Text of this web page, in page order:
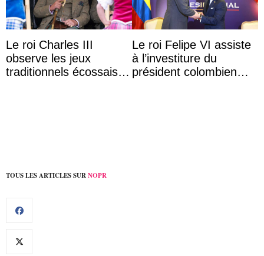
Le roi Charles III
observe les jeux
traditionnels écossais
Le roi Felipe VI assiste
à l’investiture du
président colombien
TOUS LES ARTICLES SURNOPR